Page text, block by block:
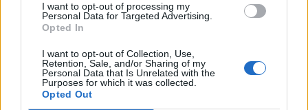
I want to opt-out of processing my
Personal Data for Targeted Advertising.
Opted In
I want to opt-out of Collection, Use,
Retention, Sale, and/or Sharing of my
Personal Data that Is Unrelated with the
Purposes for which it was collected.
Opted Out
Ments meg! Tom És Jerry